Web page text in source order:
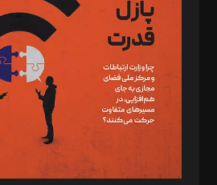
مصطفی مسجدی آرانی، ابوالفضل رجبی، زهرا
رستمی،مصطفی باستان
ویرایش: نگار استاد‌‌آقا
طراح یونیفرم: مجید توکلی
فیلمبرداری و عکاسی: امیر شفیعی، مانی
گرافیک و صفحه‌آرایی: سید‌سبحان‌علی ثابت
مد‌یر توسعه تجاری: کامبیز برید‌
امور مالی: شاپور رهبری، محمد‌ کاظمی‌نیا